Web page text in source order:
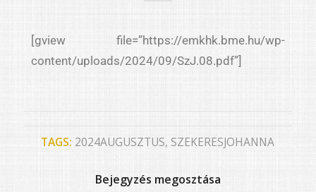
[gview file=”https://emkhk.bme.hu/wp-
content/uploads/2024/09/SzJ.08.pdf”]
TAGS: 2024AUGUSZTUS, SZEKERESJOHANNA
Bejegyzés megosztása